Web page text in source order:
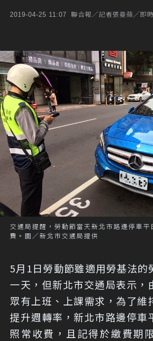
2019-04-25 11:07 聯合報／記者張曼蘋╱即
交通局提醒，勞動節當天新北市路邊停車平
費。圖／新北市交通局提供
5月1日勞動節雖適用勞基法的
一天，但新北市交通局表示，
眾有上班、上課需求，為了維
提升週轉率，新北市路邊停車
照常收費，且記得於繳費期